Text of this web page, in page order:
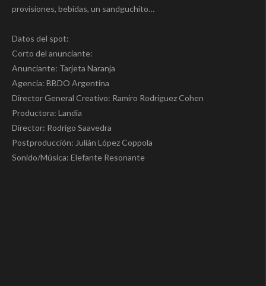
provisiones, bebidas, un sandguchito…
Datos del spot:
Corto del anunciante:
Anunciante: Tarjeta Naranja
Agencia: BBDO Argentina
Director General Creativo: Ramiro Rodríguez Cohen
Productora: Landia
Director: Rodrigo Saavedra
Postproducción: Julián López Coppola
Sonido/Música: Elefante Resonante